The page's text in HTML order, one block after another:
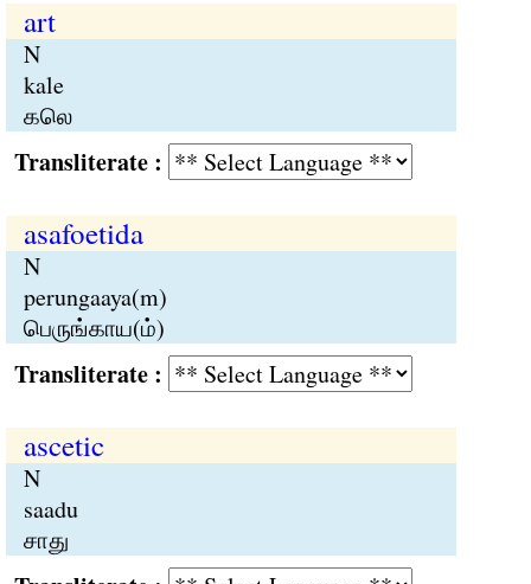
art
N
kale
கலெ
:
asafoetida
N
perungaaya(m)
பெருங்காய(ம்)
:
ascetic
N
saadu
சாது